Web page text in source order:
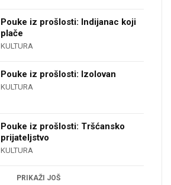
Pouke iz prošlosti: Indijanac koji
plače
KULTURA
Pouke iz prošlosti: Izolovan
KULTURA
Pouke iz prošlosti: Tršćansko
prijateljstvo
KULTURA
PRIKAŽI JOŠ